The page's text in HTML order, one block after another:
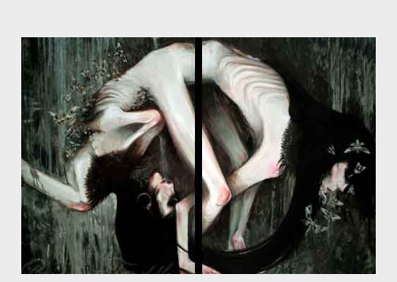
தனது இணையதளத்திலே தொடர்ந்து பதிவு செய்கிறார். உயிர்மை
இன்னும் சில வருடங்களுக்கு தனக்கு எதிராக எழுத்தாளர்களை ஏவி
விட்டபடி இருக்கும் என்று ஒரு அச்சத்தை வெளிப்படுத்தியபடி
இருக்கிறார். அவர் கடுமையான பாதுகாப்பின்மை மனநிலையில் உள்ளார்.
உயிர்மை அவரை தாக்க உத்தேசித்தாலும் இல்லை என்றாலும்
ஜெயமோகன் அந்த பிரமையால் தொடர்ந்து அச்சுறுத்தலுக்கு உள்ளாகி
உள்ளார். உங்களை பற்றின இந்த தாக்குதல் கூட இதன் வெளிப்பாடு தான்”.
உண்மையே! ராக்கி படத்தில் குத்துச்சண்டை வீரராக வரும் சில்வெஸ்டர்
ஓரிடத்தில் சொல்வார்: ...